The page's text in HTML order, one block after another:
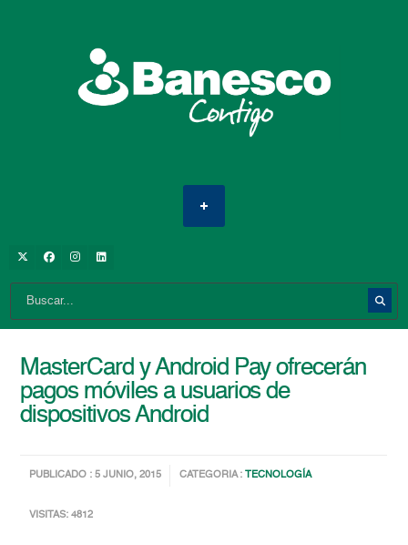
MasterCard y Android Pay ofrecerán
pagos móviles a usuarios de
dispositivos Android
PUBLICADO : 5 JUNIO, 2015 CATEGORIA : TECNOLOGÍA
VISITAS: 4812